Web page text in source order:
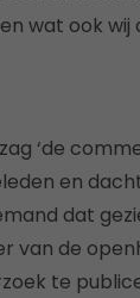
wat ook wij
‘de
en
dat
van de
te